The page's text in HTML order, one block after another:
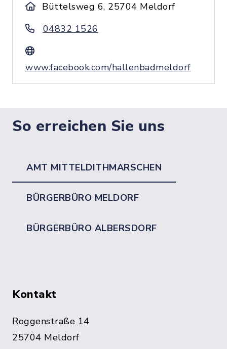
Büttelsweg 6, 25704 Meldorf
04832 1526
www.facebook.com/hallenbadmeldorf
So erreichen Sie uns
AMT MITTELDITHMARSCHEN
BÜRGERBÜRO MELDORF
BÜRGERBÜRO ALBERSDORF
Kontakt
Roggenstraße 14
25704 Meldorf